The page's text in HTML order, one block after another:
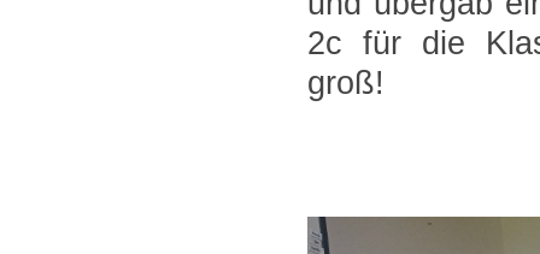
2c für die
groß!